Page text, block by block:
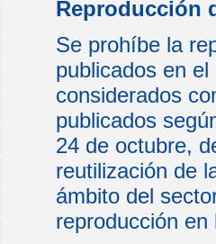
Reproducción
Se prohíbe la
publicados en
considerados
publicados
24 de octubre,
reutilización de
ámbito del
reproducción